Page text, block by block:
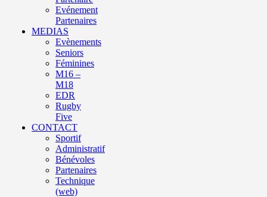
Evénement
Partenaires
MEDIAS
Evènements
Seniors
Féminines
M16 –
M18
EDR
Rugby
Five
CONTACT
Sportif
Administratif
Bénévoles
Partenaires
Technique
(web)